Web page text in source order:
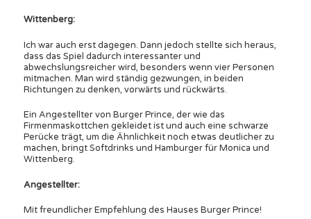
Wittenberg:
Ich war auch erst dagegen. Dann jedoch stellte sich heraus,
dass das Spiel dadurch interessanter und
abwechslungsreicher wird, besonders wenn vier Personen
mitmachen. Man wird ständig gezwungen, in beiden
Richtungen zu denken, vorwärts und rückwärts.
Ein Angestellter von Burger Prince, der wie das
Firmenmaskottchen gekleidet ist und auch eine schwarze
Perücke trägt, um die Ähnlichkeit noch etwas deutlicher zu
machen, bringt Softdrinks und Hamburger für Monica und
Wittenberg.
Angestellter:
Mit freundlicher Empfehlung des Hauses Burger Prince!